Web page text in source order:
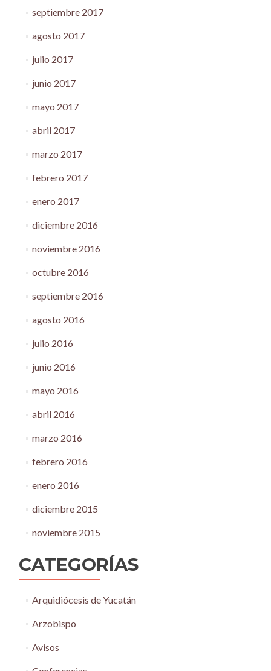
septiembre 2017
agosto 2017
julio 2017
junio 2017
mayo 2017
abril 2017
marzo 2017
febrero 2017
enero 2017
diciembre 2016
noviembre 2016
octubre 2016
septiembre 2016
agosto 2016
julio 2016
junio 2016
mayo 2016
abril 2016
marzo 2016
febrero 2016
enero 2016
diciembre 2015
noviembre 2015
CATEGORÍAS
Arquidiócesis de Yucatán
Arzobispo
Avisos